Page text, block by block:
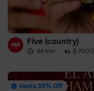
Five (country)
44 min · $ 7000
Hasta 55% Off